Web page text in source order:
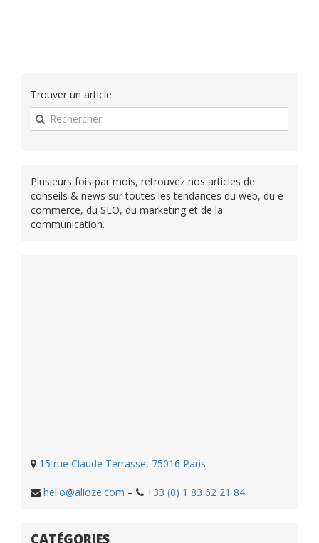
Trouver un article
Plusieurs fois par mois, retrouvez nos articles de
conseils & news sur toutes les tendances du web, du e-
commerce, du SEO, du marketing et de la
communication.
15 rue Claude Terrasse, 75016 Paris
hello@alioze.com – +33 (0) 1 83 62 21 84
CATÉGORIES